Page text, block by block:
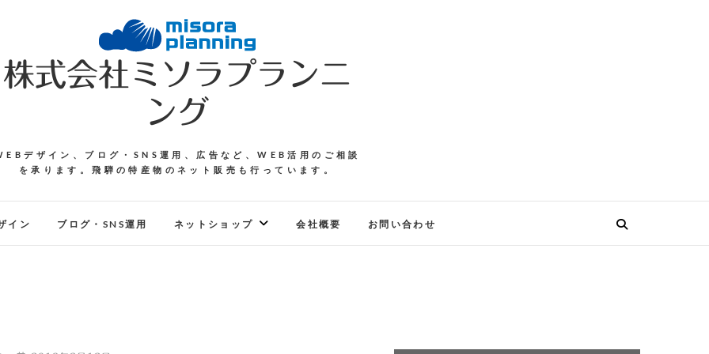
株式会社ミソラプランニ
ング
デザイン、ブログ・SNS運用、広告など、WEB活用のご相談
を承ります。飛騨の特産物のネット販売も行っています。
イン ブログ・SNS運用 ネットショップ 会社概要 お問い合わせ